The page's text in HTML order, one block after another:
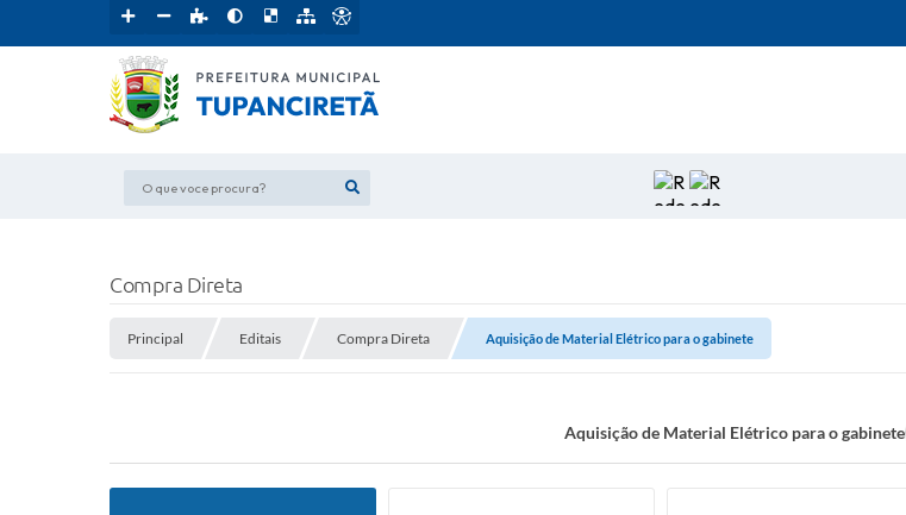
O que voce procura?
Compra Direta
Principal Editais Compra Direta Aquisição de Material Elétrico para o gabinete
Aquisição de Material Elétrico para o gabinete